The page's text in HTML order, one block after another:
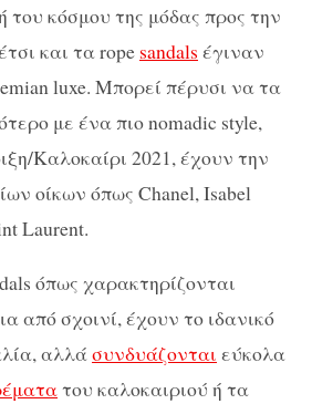
του κόσμου της μόδας προς την
και τα rope sandals έγιναν
luxe. Μπορεί πέρυσι να τα
με ένα πιο nomadic style,
Καλοκαίρι 2021, έχουν την
οίκων όπως Chanel, Isabel
Laurent.
όπως χαρακτηρίζονται
από σχοινί, έχουν το ιδανικό
αλλάσυνδυάζονται εύκολα
του καλοκαιριού ή τα